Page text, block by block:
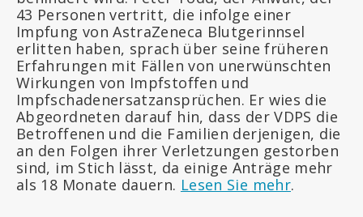
43 Personen vertritt, die infolge einer
Impfung von AstraZeneca Blutgerinnsel
erlitten haben, sprach über seine früheren
Erfahrungen mit Fällen von unerwünschten
Wirkungen von Impfstoffen und
Impfschadenersatzansprüchen. Er wies die
Abgeordneten darauf hin, dass der VDPS die
Betroffenen und die Familien derjenigen, die
an den Folgen ihrer Verletzungen gestorben
sind, im Stich lässt, da einige Anträge mehr
als 18 Monate dauern. Lesen Sie mehr.